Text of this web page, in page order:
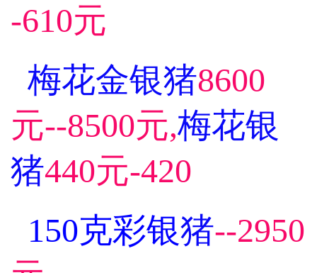
-610元
梅花金银猪8600
元--8500元,梅花银
猪440元-420
150克彩银猪--2950